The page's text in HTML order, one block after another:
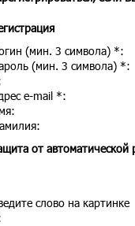
(мин. 3 символа) *:
(мин. 3 символа) *:
e-mail *:
от автоматической
слово на картинке